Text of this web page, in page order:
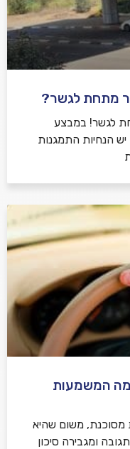
מתחת לגשר?
לגשר! במבצע
“שאגת הארי” שהחל ב-28.2.2026 יש הנחיות התמגנות
המשמעות
מסוכנת, משום שהיא
ומגבירה סיכון